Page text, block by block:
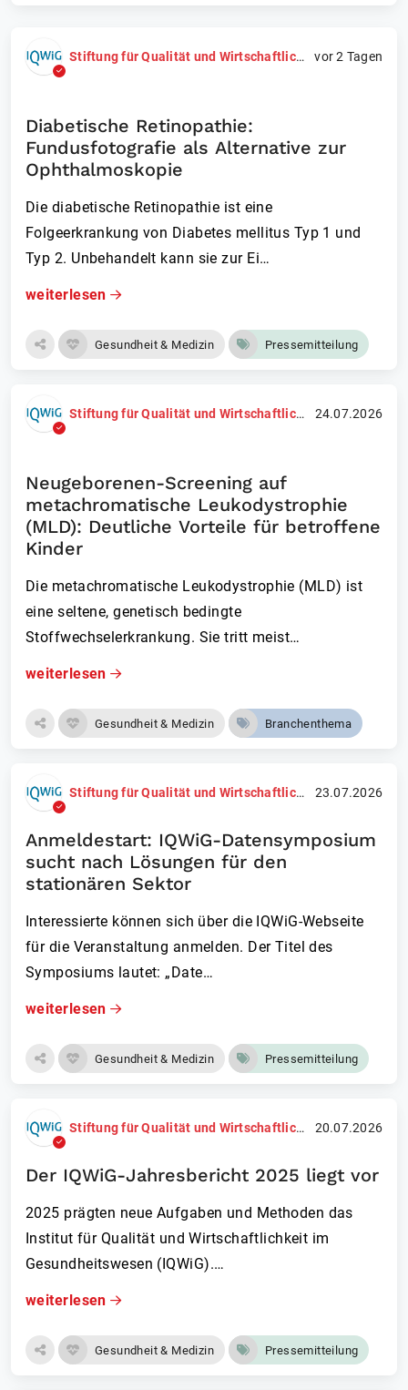
Stiftung für Qualität und Wirtschaftlichkeit im Gesundheitswesen (IQWiG) vor 2 Tagen
Diabetische Retinopathie:
Fundusfotografie als Alternative zur
Ophthalmoskopie
Die diabetische Retinopathie ist eine
Folgeerkrankung von Diabetes mellitus Typ 1 und
Typ 2. Unbehandelt kann sie zur Ei…
weiterlesen
Gesundheit & Medizin Pressemitteilung
Stiftung für Qualität und Wirtschaftlichkeit im Gesundheitswesen (IQWiG) 24.07.2026
Neugeborenen-Screening auf
metachromatische Leukodystrophie
(MLD): Deutliche Vorteile für betroffene
Kinder
Die metachromatische Leukodystrophie (MLD) ist
eine seltene, genetisch bedingte
Stoffwechselerkranku­ng. Sie tritt meist…
weiterlesen
Gesundheit & Medizin Branchenthema
Stiftung für Qualität und Wirtschaftlichkeit im Gesundheitswesen (IQWiG) 23.07.2026
Anmeldestart: IQWiG-Datensymposium
sucht nach Lösungen für den
stationären Sektor
Interessierte können sich über die IQWiG-Webseite
für die Veranstaltung anmelden. Der Titel des
Symposiums lautet: „Date…
weiterlesen
Gesundheit & Medizin Pressemitteilung
Stiftung für Qualität und Wirtschaftlichkeit im Gesundheitswesen (IQWiG) 20.07.2026
Der IQWiG-Jahresbericht 2025 liegt vor
2025 prägten neue Aufgaben und Methoden das
Institut für Qualität und Wirtschaftlichkeit im
Gesundheitswesen (IQ­WiG).…
weiterlesen
Gesundheit & Medizin Pressemitteilung